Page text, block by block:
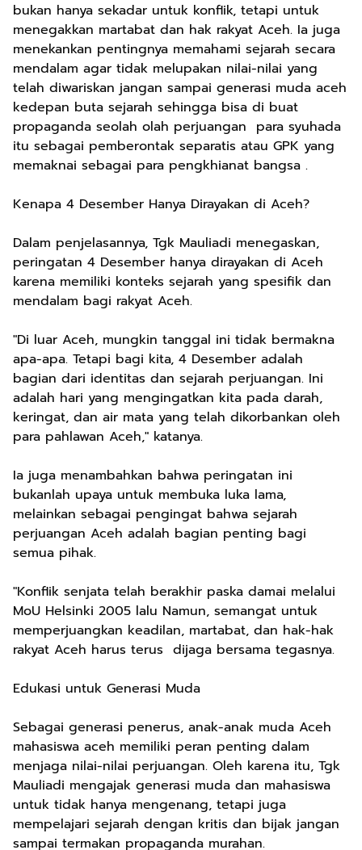
bukan hanya sekadar untuk konflik, tetapi untuk
menegakkan martabat dan hak rakyat Aceh. Ia juga
menekankan pentingnya memahami sejarah secara
mendalam agar tidak melupakan nilai-nilai yang
telah diwariskan jangan sampai generasi muda aceh
kedepan buta sejarah sehingga bisa di buat
propaganda seolah olah perjuangan para syuhada
itu sebagai pemberontak separatis atau GPK yang
memaknai sebagai para pengkhianat bangsa .
Kenapa 4 Desember Hanya Dirayakan di Aceh?
Dalam penjelasannya, Tgk Mauliadi menegaskan,
peringatan 4 Desember hanya dirayakan di Aceh
karena memiliki konteks sejarah yang spesifik dan
mendalam bagi rakyat Aceh.
"Di luar Aceh, mungkin tanggal ini tidak bermakna
apa-apa. Tetapi bagi kita, 4 Desember adalah
bagian dari identitas dan sejarah perjuangan. Ini
adalah hari yang mengingatkan kita pada darah,
keringat, dan air mata yang telah dikorbankan oleh
para pahlawan Aceh," katanya.
Ia juga menambahkan bahwa peringatan ini
bukanlah upaya untuk membuka luka lama,
melainkan sebagai pengingat bahwa sejarah
perjuangan Aceh adalah bagian penting bagi
semua pihak.
"Konflik senjata telah berakhir paska damai melalui
MoU Helsinki 2005 lalu Namun, semangat untuk
memperjuangkan keadilan, martabat, dan hak-hak
rakyat Aceh harus terus dijaga bersama tegasnya.
Edukasi untuk Generasi Muda
Sebagai generasi penerus, anak-anak muda Aceh
mahasiswa aceh memiliki peran penting dalam
menjaga nilai-nilai perjuangan. Oleh karena itu, Tgk
Mauliadi mengajak generasi muda dan mahasiswa
untuk tidak hanya mengenang, tetapi juga
mempelajari sejarah dengan kritis dan bijak jangan
sampai termakan propaganda murahan.